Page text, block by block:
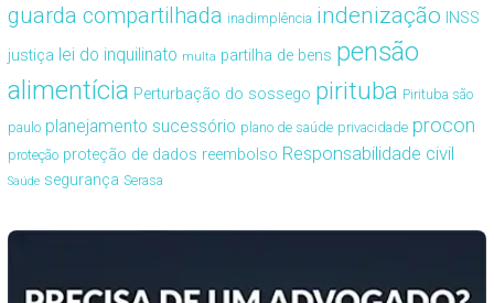
guarda compartilhada inadimplência indenização INSS
justiça lei do inquilinato multa partilha de bens pensão
alimentícia Perturbação do sossego pirituba Pirituba são
paulo planejamento sucessório plano de saúde privacidade procon
proteção proteção de dados reembolso Responsabilidade civil
Saúde segurança Serasa